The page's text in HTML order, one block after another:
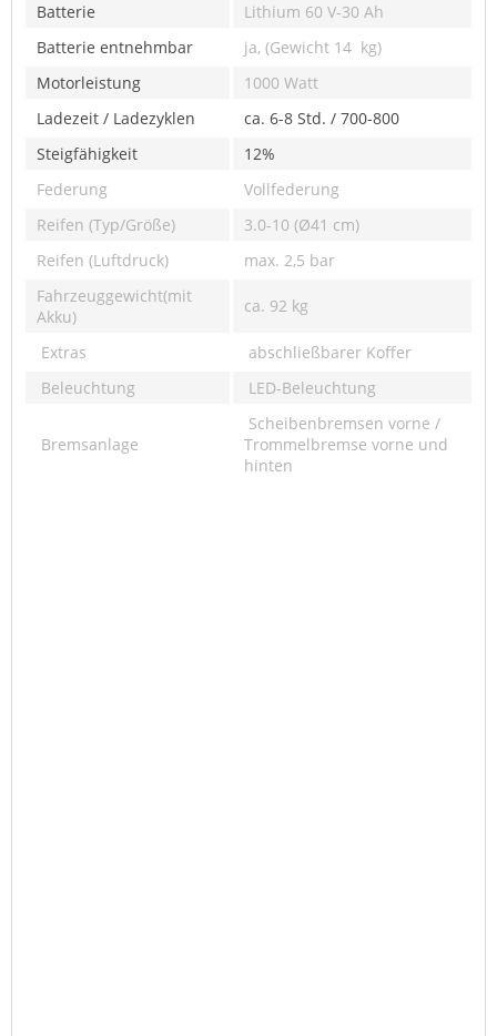
Batterie
Lithium 60 V-30 Ah
Batterie entnehmbar
ja, (Gewicht 14 kg)
Motorleistung
1000 Watt
Ladezeit / Ladezyklen
ca. 6-8 Std. / 700-800
Steigfähigkeit
12%
Federung
Vollfederung
Reifen (Typ/Größe)
3.0-10 (Ø41 cm)
Reifen (Luftdruck)
max. 2,5 bar
Fahrzeuggewicht(mit
Akku)
ca. 92 kg
Extras
abschließbarer Koffer
Beleuchtung
LED-Beleuchtung
Bremsanlage
Scheibenbremsen vorne /
Trommelbremse vorne und
hinten